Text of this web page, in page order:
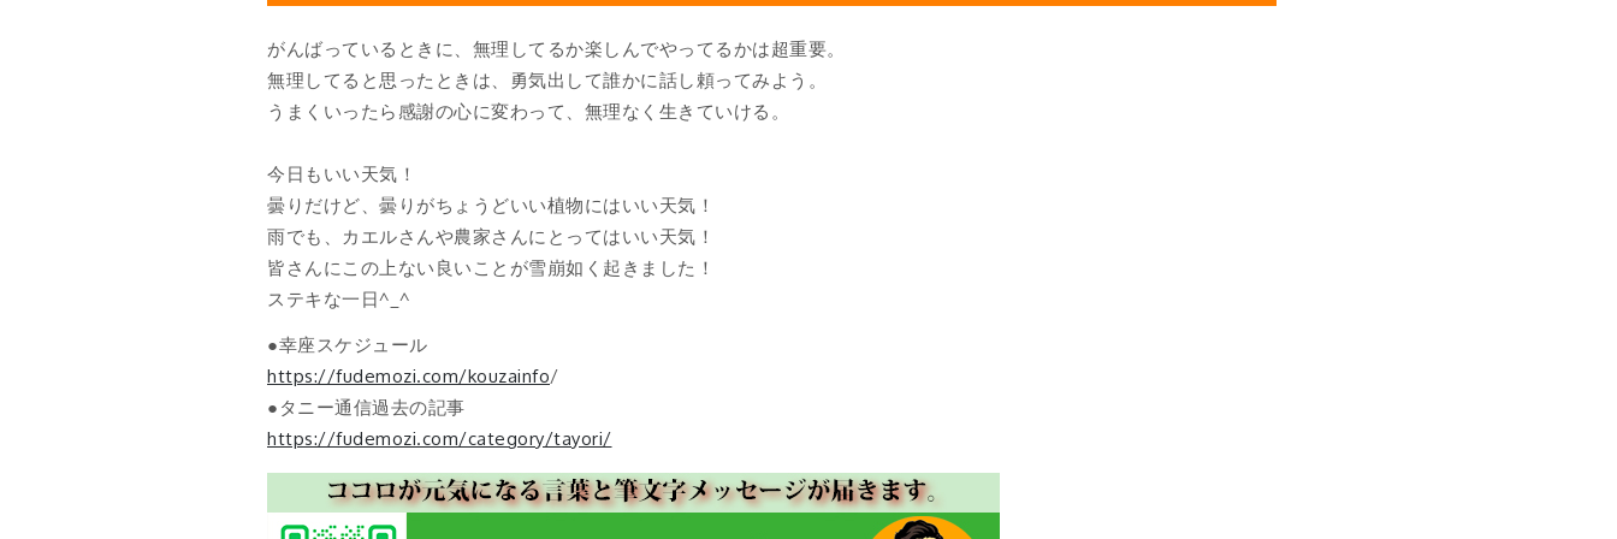
がんばっているときに、無理してるか楽しんでやってるかは超重要。
無理してると思ったときは、勇気出して誰かに話し頼ってみよう。
うまくいったら感謝の心に変わって、無理なく生きていける。
今日もいい天気！
曇りだけど、曇りがちょうどいい植物にはいい天気！
雨でも、カエルさんや農家さんにとってはいい天気！
皆さんにこの上ない良いことが雪崩如く起きました！
ステキな一日^_^
●幸座スケジュール
https://fudemozi.com/kouzainfo/
●タニー通信過去の記事
https://fudemozi.com/category/tayori/